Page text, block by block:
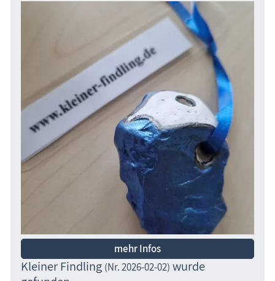
mehr Infos
Kleiner Findling (Nr. 2026-02-02) wurde